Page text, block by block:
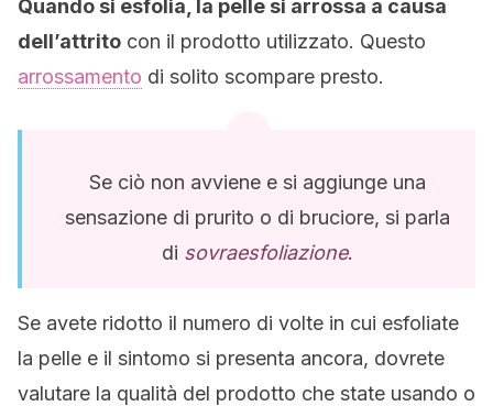
Quando si esfolia, la pelle si arrossa a causa
dell’attrito con il prodotto utilizzato. Questo
arrossamento di solito scompare presto.
Se ciò non avviene e si aggiunge una
sensazione di prurito o di bruciore, si parla
di sovraesfoliazione.
Se avete ridotto il numero di volte in cui esfoliate
la pelle e il sintomo si presenta ancora, dovrete
valutare la qualità del prodotto che state usando o